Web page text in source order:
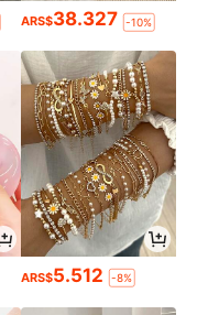
ARS$38.327 -10%
ARS$5.512 -8%